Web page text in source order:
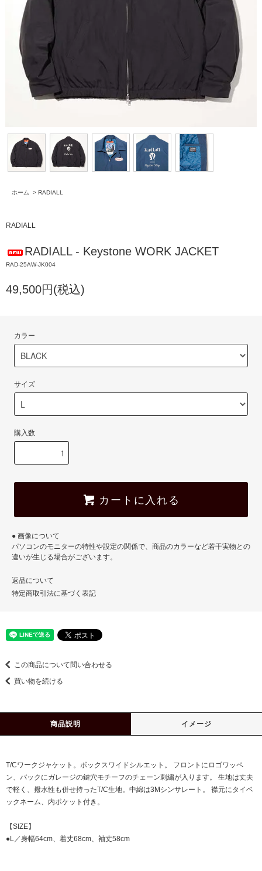
ホーム > RADIALL
RADIALL
RADIALL - Keystone WORK JACKET
RAD-25AW-JK004
49,500円(税込)
カラー
サイズ
購入数
カートに入れる
● 画像について
パソコンのモニターの特性や設定の関係で、商品のカラーなど若干実物との
違いが生じる場合がございます。
返品について
特定商取引法に基づく表記
この商品について問い合わせる
買い物を続ける
商品説明 イメージ
T/Cワークジャケット。ボックスワイドシルエット。 フロントにロゴワッペ
ン、バックにガレージの鍵穴モチーフのチェーン刺繍が入ります。 生地は丈夫
で軽く、撥水性も併せ持ったT/C生地。中綿は3Mシンサレート。 襟元にタイベ
ックネーム、内ポケット付き。
【SIZE】
●L／身幅64cm、着丈68cm、袖丈58cm